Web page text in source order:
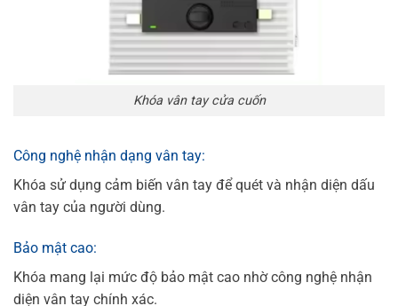
Khóa vân tay cửa cuốn
Công nghệ nhận dạng vân tay:
Khóa sử dụng cảm biến vân tay để quét và nhận diện dấu
vân tay của người dùng.
Bảo mật cao:
Khóa mang lại mức độ bảo mật cao nhờ công nghệ nhận
diện vân tay chính xác.